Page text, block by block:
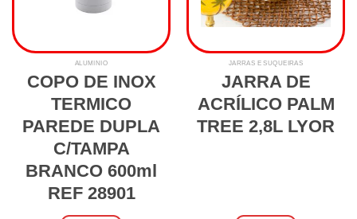
ALUMINIO
COPO DE INOX
TERMICO
PAREDE DUPLA
C/TAMPA
BRANCO 600ml
REF 28901
JARRAS E SUQUEIRAS
JARRA DE
ACRÍLICO PALM
TREE 2,8L LYOR